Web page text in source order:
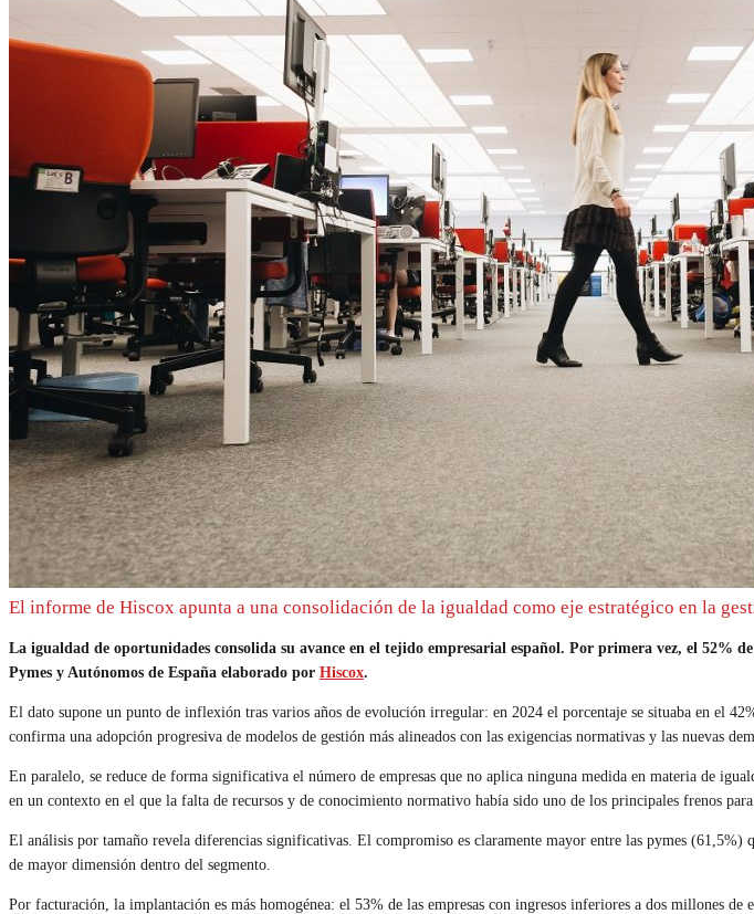
El informe de Hiscox apunta a una consolidación de la igualdad como eje estratégico en la
La igualdad de oportunidades consolida su avance en el tejido empresarial español. Por primera vez, el 52%
Pymes y Autónomos de España elaborado por Hiscox.
El dato supone un punto de inflexión tras varios años de evolución irregular: en 2024 el porcentaje se situaba en el
confirma una adopción progresiva de modelos de gestión más alineados con las exigencias normativas y las nuevas
En paralelo, se reduce de forma significativa el número de empresas que no aplica ninguna medida en materia de
en un contexto en el que la falta de recursos y de conocimiento normativo había sido uno de los principales frenos
El análisis por tamaño revela diferencias significativas. El compromiso es claramente mayor entre las pymes
de mayor dimensión dentro del segmento.
Por facturación, la implantación es más homogénea: el 53% de las empresas con ingresos inferiores a dos millones